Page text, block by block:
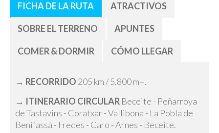
FICHA DE LA RUTA ATRACTIVOS
SOBRE EL TERRENO APUNTES
COMER & DORMIR CÓMO LLEGAR
→ RECORRIDO 205 km / 5.800 m+.
→ ITINERARIO CIRCULAR Beceite - Peñarroya
de Tastavins - Coratxar - Vallibona - La Pobla de
Benifassà - Fredes - Caro - Arnes - Beceite.